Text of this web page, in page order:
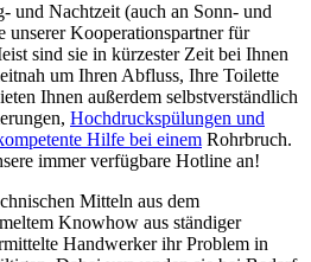
und Nachtzeit (auch an Sonn- und
unserer Kooperationspartner für
sind sie in kürzester Zeit bei Ihnen
um Ihren Abfluss, Ihre Toilette
Ihnen außerdem selbstverständlich
Hochdruckspülungen und
Hilfe bei einem Rohrbruch.
immer verfügbare Hotline an!
Mitteln aus dem
Knowhow aus ständiger
Handwerker ihr Problem in